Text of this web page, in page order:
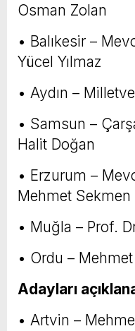
Osman Zolan
• Balıkesir –
Yücel Yılmaz
• Aydın –
• Samsun –
Halit Doğan
• Erzurum –
Mehmet Sekmen
• Muğla – Prof.
• Ordu –
Adayları
• Artvin –